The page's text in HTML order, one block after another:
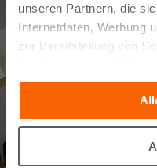
unseren Partnern, die
Internetdaten, Werbung
zur Bereitstellung von
Analyse unseres
anderen Informationen,
die sie aufgrund Ihrer
gesammelt haben,
möchten oder Ihre